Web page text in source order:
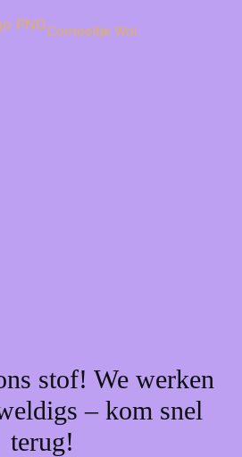
Corneeltje Wol
stof! We werken
– kom snel
terug!